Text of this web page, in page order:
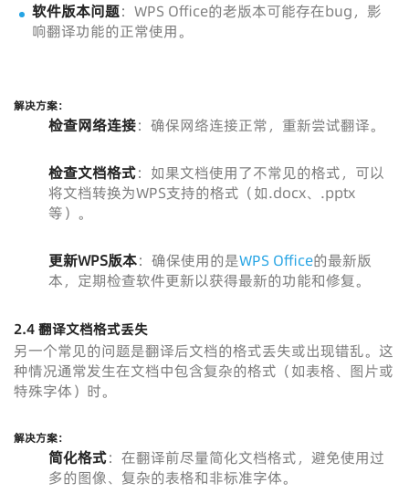
软件版本问题：WPS Office的老版本可能存在bug，影
响翻译功能的正常使用。
解决方案：
检查网络连接：确保网络连接正常，重新尝试翻译。
检查文档格式：如果文档使用了不常见的格式，可以
将文档转换为WPS支持的格式（如.docx、.pptx
等）。
更新WPS版本：确保使用的是WPS Office的最新版
本，定期检查软件更新以获得最新的功能和修复。
2.4 翻译文档格式丢失
另一个常见的问题是翻译后文档的格式丢失或出现错乱。这
种情况通常发生在文档中包含复杂的格式（如表格、图片或
特殊字体）时。
解决方案：
简化格式：在翻译前尽量简化文档格式，避免使用过
多的图像、复杂的表格和非标准字体。